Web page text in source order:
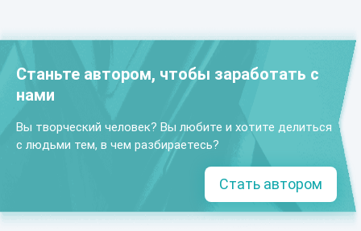
Станьте автором, чтобы заработать с
нами
Вы творческий человек? Вы любите и хотите делиться
с людьми тем, в чем разбираетесь?
Стать автором